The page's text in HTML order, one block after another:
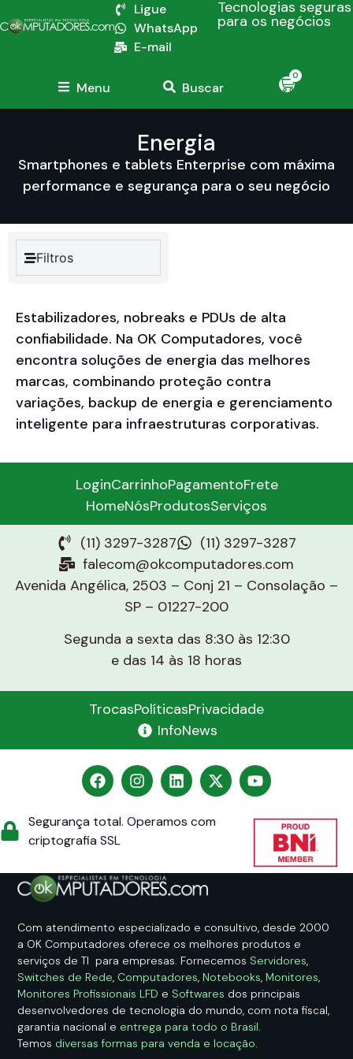
Ligue
WhatsApp
E-mail
Tecnologias seguras
para os negócios
Menu Buscar
0
Energia
Smartphones e tablets Enterprise com máxima
performance e segurança para o seu negócio
Filtros
Estabilizadores, nobreaks e PDUs de alta
confiabilidade. Na OK Computadores, você
encontra soluções de energia das melhores
marcas, combinando proteção contra
variações, backup de energia e gerenciamento
inteligente para infraestruturas corporativas.
LoginCarrinhoPagamentoFrete
HomeNósProdutosServiços
(11) 3297-3287
(11) 3297-3287
falecom@okcomputadores.com
Avenida Angélica, 2503 – Conj 21 – Consolação –
SP – 01227-200
Segunda a sexta das 8:30 às 12:30
e das 14 às 18 horas
TrocasPolíticasPrivacidade
InfoNews
Segurança total. Operamos com
criptografia SSL
Com atendimento especializado e consultivo, desde 2000
a OK Computadores oferece os melhores produtos e
serviços de TI para empresas. Fornecemos Servidores,
Switches de Rede, Computadores, Notebooks, Monitores,
Monitores Profissionais LFD e Softwares dos principais
desenvolvedores de tecnologia do mundo, com nota fiscal,
garantia nacional e entrega para todo o Brasil.
Temos diversas formas para venda e locação.